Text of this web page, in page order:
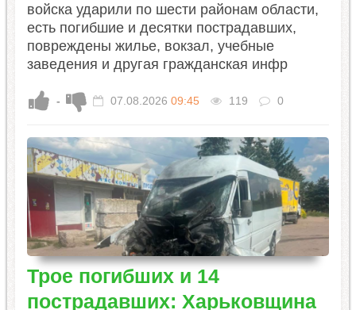
войска ударили по шести районам области,
есть погибшие и десятки пострадавших,
повреждены жилье, вокзал, учебные
заведения и другая гражданская инфр
- 07.08.2026 09:45 119 0
Трое погибших и 14
пострадавших: Харьковщина